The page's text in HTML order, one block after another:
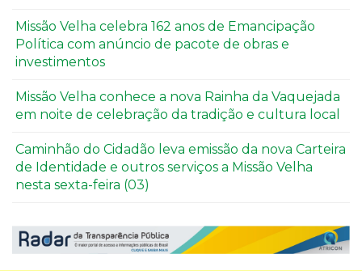
Missão Velha celebra 162 anos de Emancipação
Política com anúncio de pacote de obras e
investimentos
Missão Velha conhece a nova Rainha da Vaquejada
em noite de celebração da tradição e cultura local
Caminhão do Cidadão leva emissão da nova Carteira
de Identidade e outros serviços a Missão Velha
nesta sexta-feira (03)